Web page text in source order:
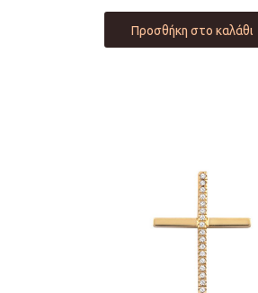
Προσθήκη στο καλάθι